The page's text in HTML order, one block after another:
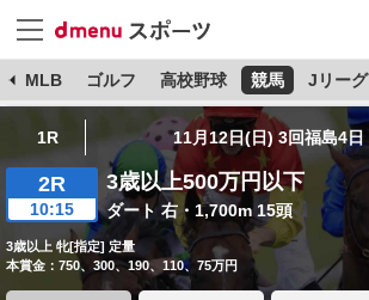
MLB ゴルフ 高校野球 競馬 Jリーグ
1R 11月12日(日) 3回福島4日
2R
10:15
3歳以上500万円以下
ダート 右・1,700m 15頭
3歳以上 牝[指定] 定量
本賞金：750、300、190、110、75万円